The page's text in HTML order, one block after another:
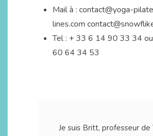
Mail à : contact@yoga-
lines.com
Tel : + 33 6 14 90 33 34
60 64 34 53
Je suis Britt, professeur de